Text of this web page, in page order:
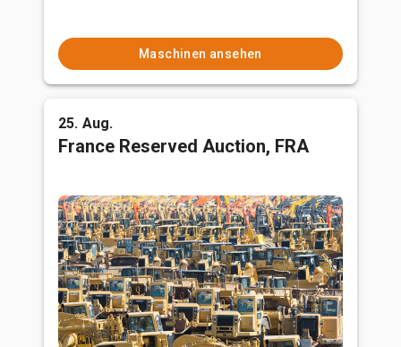
Maschinen ansehen
25. Aug.
France Reserved Auction, FRA